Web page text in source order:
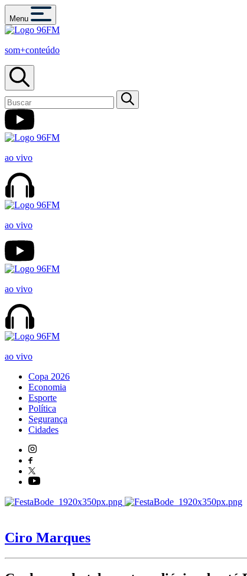
Menu
som+conteúdo
ao vivo
ao vivo
ao vivo
ao vivo
Copa 2026
Economia
Esporte
Política
Segurança
Cidades
Ciro Marques